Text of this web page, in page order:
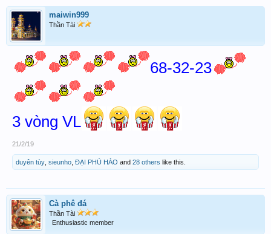
maiwin999
Thần Tài
68-32-23
3 vòng VL
21/2/19
duyên tùy sieunho ĐẠI PHÚ HÀO and 28 others like this.
Cà phê đá
Thần Tài
Enthusiastic member